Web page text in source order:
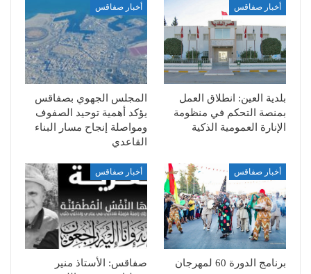
أخبار صفاقس
بلدية العين: انطلاق العمل
بمنصة التحكم في منظومة
الإنارة العمومية الذكية
أخبار صفاقس
المجلس الجهوي بصفاقس
يؤكد أهمية توحيد الصفوف
ومواصلة إنجاح مسار البناء
القاعدي
أخبار صفاقس
برنامج الدورة 60 لمهرجان
أخبار صفاقس
صفاقس: الأستاذ منير